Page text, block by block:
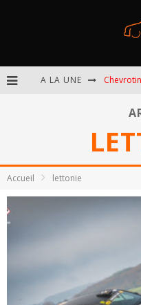
A LA UNE
Accueil lettonie